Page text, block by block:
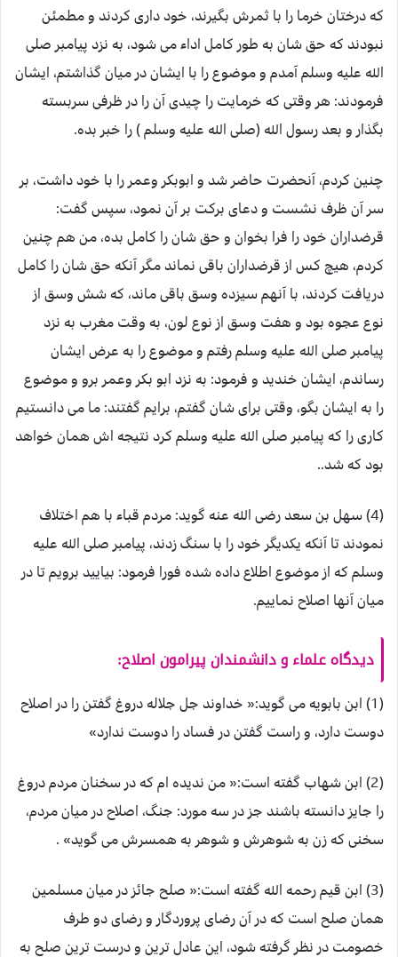
که درختان خرما را با ثمرش بگیرند، خود داری کردند و مطمئن
نبودند که حق شان به طور کامل اداء می شود، به نزد پیامبر صلی
الله علیه وسلم آمدم و موضوع را با ایشان در میان گذاشتم، ایشان
فرمودند: هر وقتی که خرمایت را چیدی آن را در ظرفی سربسته
بگذار و بعد رسول الله (صلی الله علیه وسلم ) را خبر بده.
چنین کردم، آنحضرت حاضر شد و ابوبکر وعمر را با خود داشت، بر
سر آن ظرف نشست و دعای برکت بر آن نمود، سپس گفت:
قرضداران خود را فرا بخوان و حق شان را کامل بده، من هم چنین
کردم، هیچ کس از قرضداران باقی نماند مگر آنکه حق شان را کامل
دریافت کردند، با آنهم سیزده وسق باقی ماند، که شش وسق از
نوع عجوه بود و هفت وسق از نوع لون، به وقت مغرب به نزد
پیامبر صلی الله علیه وسلم رفتم و موضوع را به عرض ایشان
رساندم، ایشان خندید و فرمود: به نزد ابو بکر وعمر برو و موضوع
را به ایشان بگو، وقتی برای شان گفتم، برایم گفتند: ما می دانستیم
کاری را که پیامبر صلی الله علیه وسلم کرد نتیجه اش همان خواهد
بود که شد..
(4) سهل بن سعد رضی الله عنه گوید: مردم قباء با هم اختلاف
نمودند تا آنکه یکدیگر خود را با سنگ زدند، پیامبر صلی الله علیه
وسلم که از موضوع اطلاع داده شده فورا فرمود: بیایید برویم تا در
میان آنها اصلاح نماییم.
دیدگاه علماء و دانشمندان پیرامون اصلاح:
(1) ابن بابویه می گوید:« خداوند جل جلاله دروغ گفتن را در اصلاح
دوست دارد، و راست گفتن در فساد را دوست ندارد»
(2) ابن شهاب گفته است:« من ندیده ام که در سخنان مردم دروغ
را جایز دانسته باشند جز در سه مورد: جنگ، اصلاح در میان مردم،
سخنی که زن به شوهرش و شوهر به همسرش می گوید» .
(3) ابن قیم رحمه الله گفته است:« صلح جائز در میان مسلمین
همان صلح است که در آن رضای پروردگار و رضای دو طرف
خصومت در نظر گرفته شود، این عادل ترین و درست ترین صلح به